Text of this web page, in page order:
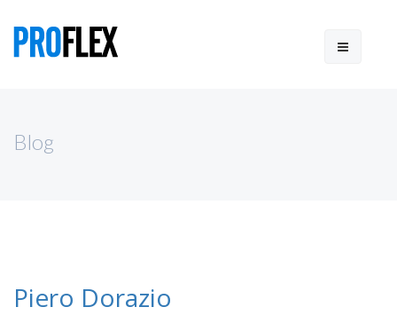
Blog
Piero Dorazio